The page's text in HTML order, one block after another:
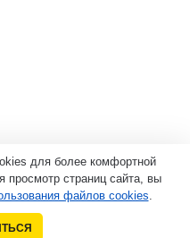
для более комфортной
просмотр страниц сайта, вы
файлов cookies.